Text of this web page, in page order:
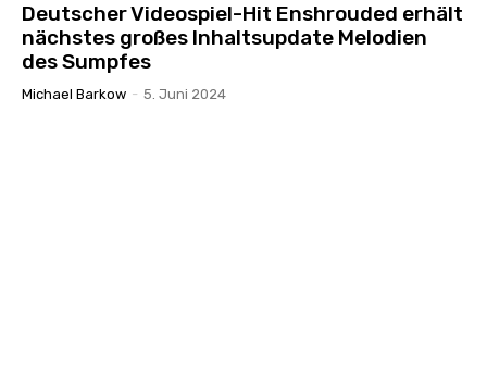
Deutscher Videospiel-Hit Enshrouded erhält
nächstes großes Inhaltsupdate Melodien
des Sumpfes
Michael Barkow - 5. Juni 2024